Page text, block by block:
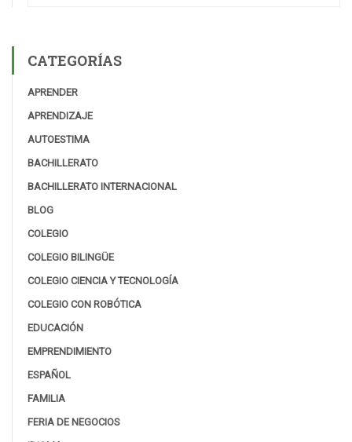
CATEGORÍAS
APRENDER
APRENDIZAJE
AUTOESTIMA
BACHILLERATO
BACHILLERATO INTERNACIONAL
BLOG
COLEGIO
COLEGIO BILINGÜE
COLEGIO CIENCIA Y TECNOLOGÍA
COLEGIO CON ROBÓTICA
EDUCACIÓN
EMPRENDIMIENTO
ESPAÑOL
FAMILIA
FERIA DE NEGOCIOS